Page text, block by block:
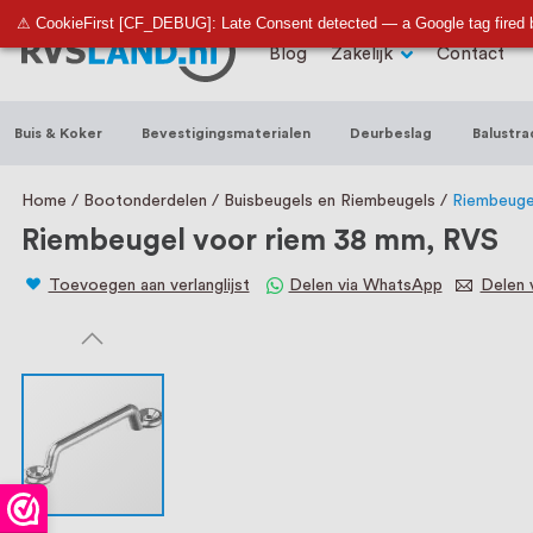
⚠ CookieFirst [CF_DEBUG]: Late Consent detected — a Google tag fired
RVS Land is een écht familiebedrijf met
trapleuningen, deurbeslag,
een eigen werkplaats waar we RVS op
staat persoonlijke service bij ons
Blog Zakelijk Contact
Buis & Koker Bevestigingsmaterialen Deurbeslag
Home Bootonderdelen Buisbeugels en Riembeugels
Riembeugel voor riem 38 mm, RVS
Toevoegen aan verlanglijst Delen via WhatsApp Delen